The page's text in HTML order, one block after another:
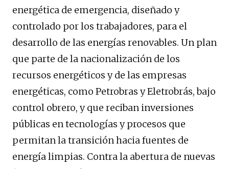
energética de emergencia, diseñado y
controlado por los trabajadores, para el
desarrollo de las energías renovables. Un plan
que parte de la nacionalización de los
recursos energéticos y de las empresas
energéticas, como Petrobras y Eletrobrás, bajo
control obrero, y que reciban inversiones
públicas en tecnologías y procesos que
permitan la transición hacia fuentes de
energía limpias. Contra la abertura de nuevas